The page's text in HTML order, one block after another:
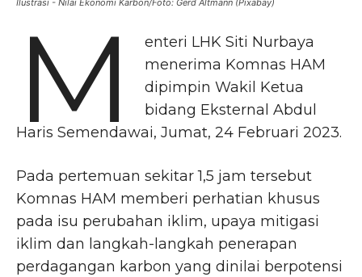
Ilustrasi - Nilai Ekonomi Karbon/Foto: Gerd Altmann (Pixabay)
M
enteri LHK Siti Nurbaya
menerima Komnas HAM
dipimpin Wakil Ketua
bidang Eksternal Abdul
Haris Semendawai, Jumat, 24 Februari 2023.
Pada pertemuan sekitar 1,5 jam tersebut
Komnas HAM memberi perhatian khusus
pada isu perubahan iklim, upaya mitigasi
iklim dan langkah-langkah penerapan
perdagangan karbon yang dinilai berpotensi